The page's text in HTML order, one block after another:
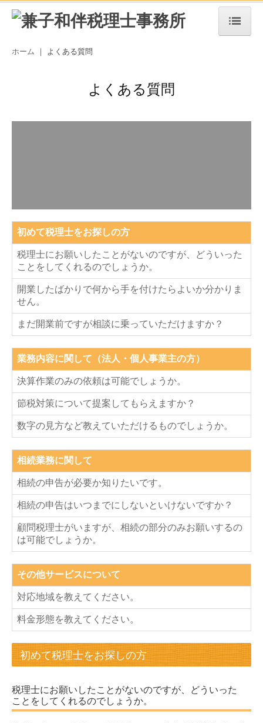
ホーム
デジタル化支援
相続税・資産税
事業承継
企業防衛
創業支援・会社設立
契約について
顧問契約の流れ
採用情報
採用メッセージ
スタッフインタビュー
キャリアアップ・教育制度
募集要項
よくある質問
プライバシーポリシー
ホーム ｜ よくある質問
よくある質問
初めて税理士をお探しの方
税理士にお願いしたことがないのですが、どういった
ことをしてくれるのでしょうか。
開業したばかりで何から手を付けたらよいか分かりま
せん。
まだ開業前ですが相談に乗っていただけますか？
業務内容に関して（法人・個人事業主の方）
決算作業のみの依頼は可能でしょうか。
節税対策について提案してもらえますか？
数字の見方など教えていただけるものでしょうか。
相続業務に関して
相続の申告が必要か知りたいです。
相続の申告はいつまでにしないといけないですか？
顧問税理士がいますが、相続の部分のみお願いするの
は可能でしょうか。
その他サービスについて
対応地域を教えてください。
料金形態を教えてください。
初めて税理士をお探しの方
税理士にお願いしたことがないのですが、どういった
ことをしてくれるのでしょうか。